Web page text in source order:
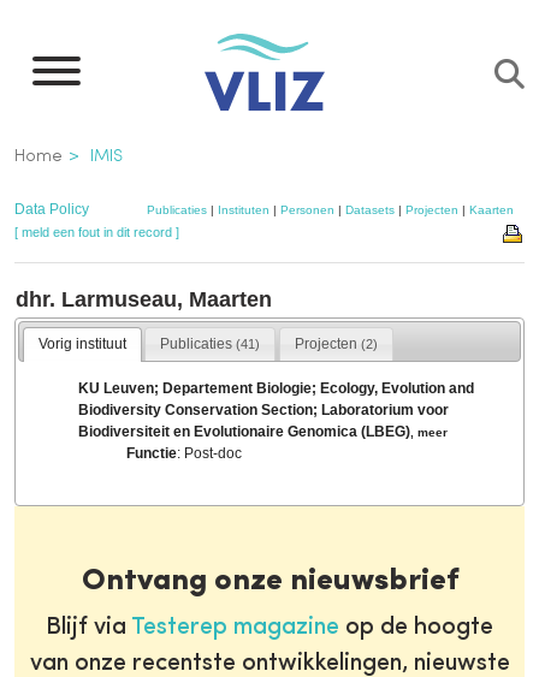
naar
inhoud
gaan
Kruimelpad
Home IMIS
Data Policy Publicaties| Instituten | Personen | Datasets| Projecten | Kaarten
[ meld een fout in dit record ]
dhr. Larmuseau, Maarten
Vorig instituut Publicaties(41) Projecten (2)
KU Leuven; Departement Biologie; Ecology, Evolution and
Biodiversity Conservation Section; Laboratorium voor
Biodiversiteit en Evolutionaire Genomica (LBEG) ,meer
Functie: Post-doc
Ontvang onze nieuwsbrief
Blijf via Testerep magazine op de hoogte
van onze recentste ontwikkelingen, nieuwste